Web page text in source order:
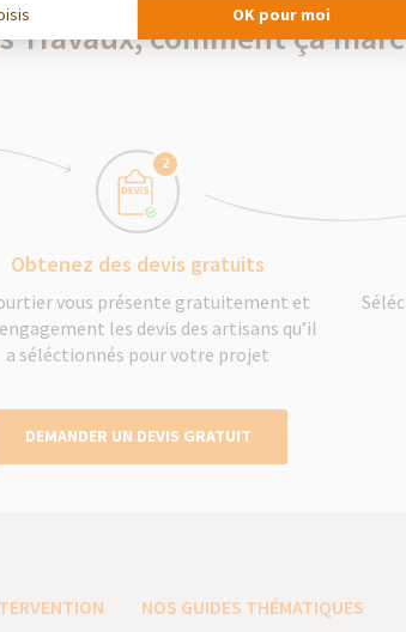
Travaux, comment ça
2
Obtenez des devis gratuits
vous présente gratuitement et
les devis des artisans qu’il
a séléctionnés pour votre projet
DEMANDER UN DEVIS GRATUIT
NOS GUIDES THÉMATIQUES
OK pour moi